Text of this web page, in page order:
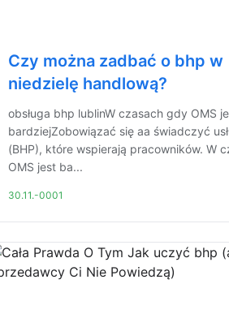
Czy można zadbać o bhp w
niedzielę handlową?
obsługa bhp lublinW czasach gdy OMS
bardziejZobowiązać się aa świadczyć
(BHP), które wspierają pracowników. W
OMS jest ba...
30.11.-0001